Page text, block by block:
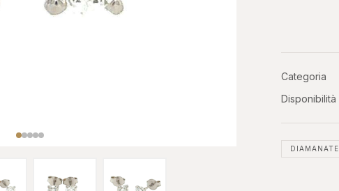
Categoria
Disponibilità
DIAMANATE